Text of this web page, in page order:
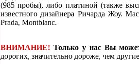
(985 пробы), либо платиной (также
известного дизайнера Ричарда Жоу.
Prada, Montblanc.
ВНИМАНИЕ! Только у нас Вы
дорогих, значительно дороже, чем